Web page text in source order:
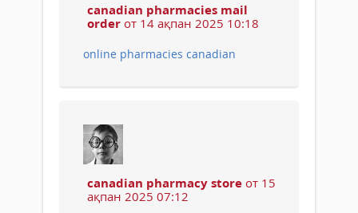
canadian pharmacies mail
order от 14 ақпан 2025 10:18
online pharmacies canadian
canadian pharmacy store от 15
ақпан 2025 07:12